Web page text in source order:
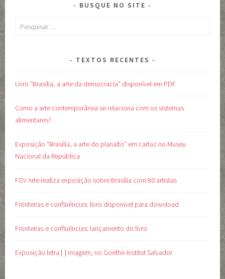
BUSQUE NO SITE
Pesquisar
TEXTOS RECENTES
Livro “Brasília, a arte da democracia” disponível em PDF
Como a arte contemporânea se relaciona com os sistemas
alimentares?
Exposição “Brasília, a arte do planalto” em cartaz no Museu
Nacional da República
FGV Arte realiza exposição sobre Brasília com 80 artistas
Fronteiras e confluências: livro disponível para download
Fronteiras e confluências: lançamento do livro
Exposição letra [ ] imagem, no Goethe-Institut Salvador